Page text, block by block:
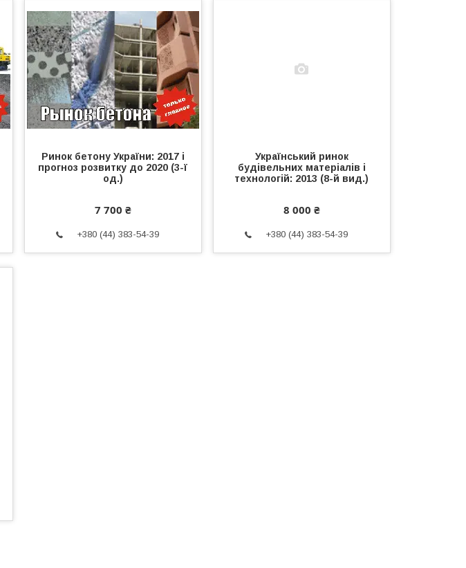
Ринок бетону України: 2017 і
прогноз розвитку до 2020 (3-ї
од.)
7 700 ₴
+380 (44) 383-54-39
Український ринок
будівельних матеріалів і
технологій: 2013 (8-й вид.)
8 000 ₴
+380 (44) 383-54-39